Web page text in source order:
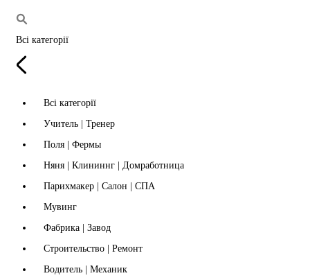
Всі категорії
Всі категорії
Учитель | Тренер
Поля | Фермы
Няня | Клининнг | Домработница
Парихмакер | Салон | СПА
Мувинг
Фабрика | Завод
Строительство | Ремонт
Водитель | Механик